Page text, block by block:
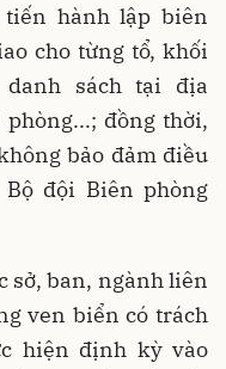
hành lập biên
cho từng tổ, khối
sách tại địa
đồng thời,
bảo đảm điều
đội Biên phòng
sở, ban, ngành liên
ven biển có trách
hiện định kỳ vào